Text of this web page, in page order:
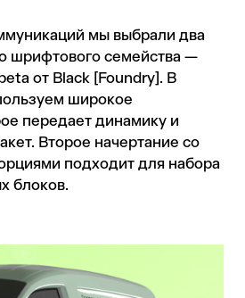
мы выбрали два
шрифтового семейства —
от Black [Foundry]. В
широкое
передает динамику и
Второе начертание со
подходит для набора
блоков.